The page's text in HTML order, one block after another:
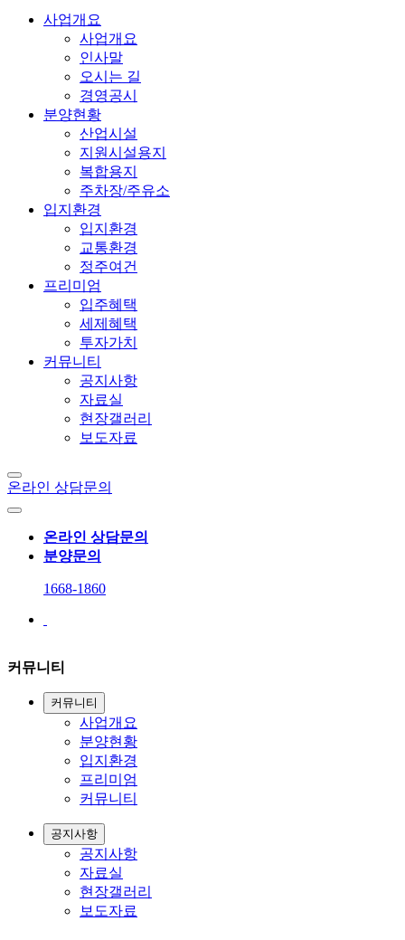
사업개요
사업개요
인사말
오시는 길
경영공시
분양현황
산업시설
지원시설용지
복합용지
주차장/주유소
입지환경
입지환경
교통환경
정주여건
프리미엄
입주혜택
세제혜택
투자가치
커뮤니티
공지사항
자료실
현장갤러리
보도자료
온라인 상담문의
온라인 상담문의
분양문의
1668-1860
커뮤니티
커뮤니티
사업개요
분양현황
입지환경
프리미엄
커뮤니티
공지사항
공지사항
자료실
현장갤러리
보도자료